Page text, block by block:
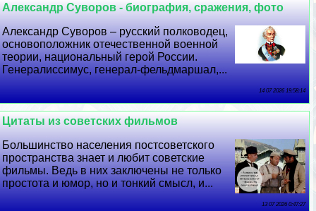
Александр Суворов - биография, сражения, фото
Александр Суворов – русский полководец,
основоположник отечественной военной
теории, национальный герой России.
Генералиссимус, генерал-фельдмаршал,...
14 07 2026 19:58:14
Цитаты из советских фильмов
Большинство населения постсоветского
прострaнcтва знает и любит советские
фильмы. Ведь в них заключены не только
простота и юмор, но и тонкий смысл, и...
13 07 2026 0:47:27